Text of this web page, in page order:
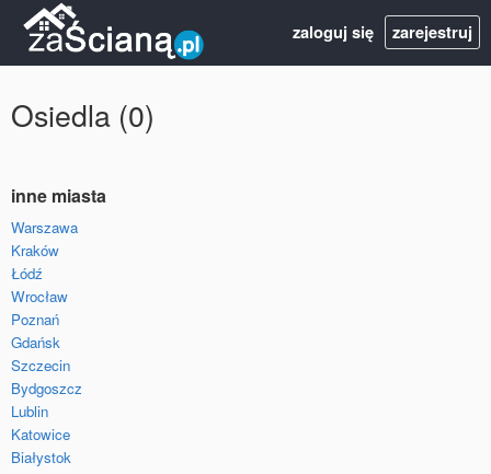
zaloguj się zarejestruj
Osiedla (0)
inne miasta
Warszawa
Kraków
Łódź
Wrocław
Poznań
Gdańsk
Szczecin
Bydgoszcz
Lublin
Katowice
Białystok